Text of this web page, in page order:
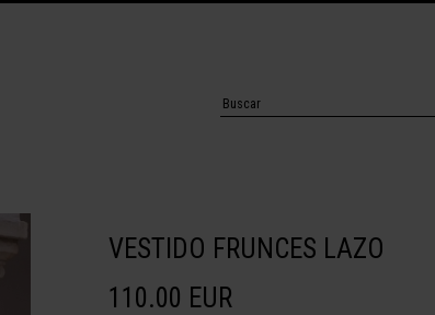
VESTIDO FRUNCES LAZO
110.00 EUR